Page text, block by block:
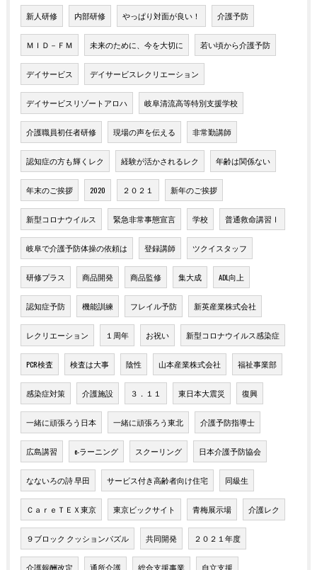
新人研修 内部研修 やっぱり対面が良い！ 介護予防
ＭＩＤ－ＦＭ 未来のために、今を大切に 若い頃から介護予防
デイサービス デイサービスレクリエーション
デイサービスリゾートアロハ 岐阜清流高等特別支援学校
介護職員初任者研修 現場の声を伝える 非常勤講師
認知症の方も輝くレク 経験が活かされるレク 年齢は関係ない
年末のご挨拶 2020 ２０２１ 新年のご挨拶
新型コロナウイルス 緊急非常事態宣言 学校 普通救命講習Ⅰ
岐阜で介護予防体操の依頼は 登録講師 ツクイスタッフ
研修プラス 商品開発 商品監修 集大成 ADL向上
認知症予防 機能訓練 フレイル予防 新英産業株式会社
レクリエーション １周年 お祝い 新型コロナウイルス感染症
PCR検査 検査は大事 陰性 山本産業株式会社 福祉事業部
感染症対策 介護施設 ３．１１ 東日本大震災 復興
一緒に頑張ろう日本 一緒に頑張ろう東北 介護予防指導士
広島講習 e-ラーニング スクーリング 日本介護予防協会
なないろの詩 早田 サービス付き高齢者向け住宅 同級生
ＣａｒｅＴＥＸ東京 東京ビックサイト 青梅展示場 介護レク
９ブロック クッションパズル 共同開発 ２０２１年度
介護報酬改定 通所介護 総合支援事業 自立支援